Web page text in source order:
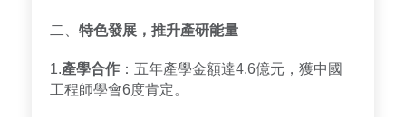
二、 特色發展，推升產研能量
1.產學合作 ：五年產學金額達4.6億元，獲中國
工程師學會6度肯定。